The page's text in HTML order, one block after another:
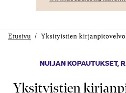
Etusivu Yksityistien
NUIJAN KOPAUTUKSET,
Yksityistien